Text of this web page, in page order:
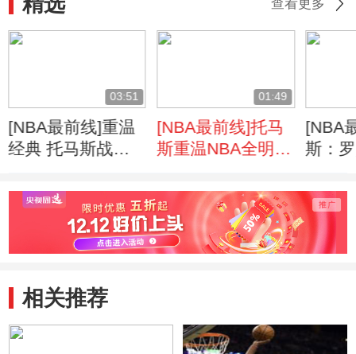
查看更多
03:51
[NBA最前线]重温
经典 托马斯战老
01:49
[NBA最前线]托马
斯重温NBA全明星
[NBA
斯：
相关推荐